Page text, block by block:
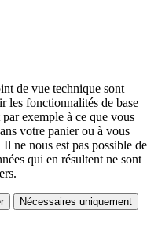
de vue technique sont
les fonctionnalités de base
exemple à ce que vous
votre panier ou à vous
ne nous est pas possible de
qui en résultent ne sont
Nécessaires uniquement